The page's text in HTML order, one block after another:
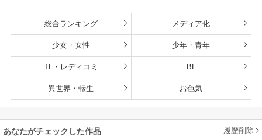
総合ランキング メディア化
少女・女性 少年・青年
TL・レディコミ BL
異世界・転生 お色気
あなたがチェックした作品 履歴削除